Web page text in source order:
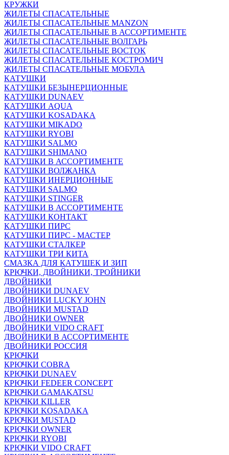
КРУЖКИ
ЖИЛЕТЫ СПАСАТЕЛЬНЫЕ
ЖИЛЕТЫ СПАСАТЕЛЬНЫЕ MANZON
ЖИЛЕТЫ СПАСАТЕЛЬНЫЕ В АССОРТИМЕНТЕ
ЖИЛЕТЫ СПАСАТЕЛЬНЫЕ ВОЛГАРЬ
ЖИЛЕТЫ СПАСАТЕЛЬНЫЕ ВОСТОК
ЖИЛЕТЫ СПАСАТЕЛЬНЫЕ КОСТРОМИЧ
ЖИЛЕТЫ СПАСАТЕЛЬНЫЕ МОБУЛА
КАТУШКИ
КАТУШКИ БЕЗЫНЕРЦИОННЫЕ
КАТУШКИ DUNAEV
КАТУШКИ AQUA
КАТУШКИ KOSADAKA
КАТУШКИ MIKADO
КАТУШКИ RYOBI
КАТУШКИ SALMO
КАТУШКИ SHIMANO
КАТУШКИ В АССОРТИМЕНТЕ
КАТУШКИ ВОЛЖАНКА
КАТУШКИ ИНЕРЦИОННЫЕ
КАТУШКИ SALMO
КАТУШКИ STINGER
КАТУШКИ В АССОРТИМЕНТЕ
КАТУШКИ КОНТАКТ
КАТУШКИ ПИРС
КАТУШКИ ПИРС - МАСТЕР
КАТУШКИ СТАЛКЕР
КАТУШКИ ТРИ КИТА
СМАЗКА ДЛЯ КАТУШЕК И ЗИП
КРЮЧКИ, ДВОЙНИКИ, ТРОЙНИКИ
ДВОЙНИКИ
ДВОЙНИКИ DUNAEV
ДВОЙНИКИ LUCKY JOHN
ДВОЙНИКИ MUSTAD
ДВОЙНИКИ OWNER
ДВОЙНИКИ VIDO CRAFT
ДВОЙНИКИ В АССОРТИМЕНТЕ
ДВОЙНИКИ РОССИЯ
КРЮЧКИ
КРЮЧКИ COBRA
КРЮЧКИ DUNAEV
КРЮЧКИ FEDEER CONCEPT
КРЮЧКИ GAMAKATSU
КРЮЧКИ KILLER
КРЮЧКИ KOSADAKA
КРЮЧКИ MUSTAD
КРЮЧКИ OWNER
КРЮЧКИ RYOBI
КРЮЧКИ VIDO CRAFT